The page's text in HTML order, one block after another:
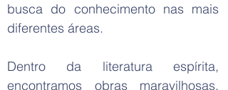
busca do conhecimento nas mais
diferentes áreas.
Dentro da literatura espírita,
encontramos obras maravilhosas,